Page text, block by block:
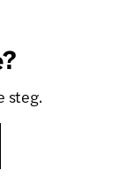
steg.